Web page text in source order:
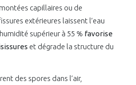
capillaires ou de
extérieures laissent l’eau
supérieur à 55 % favorise
et dégrade la structure du
des spores dans l’air,